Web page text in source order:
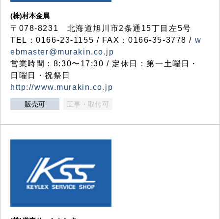
(株)村本金属
〒078-8231 北海道旭川市2条通15丁目左5号
TEL：0166-23-1155 / FAX：0166-35-3778 / w
ebmaster@murakin.co.jp
営業時間：8:30〜17:30 / 定休日：第一土曜日・
日曜日・祝祭日
http://www.murakin.co.jp
販売可 工事・取付可